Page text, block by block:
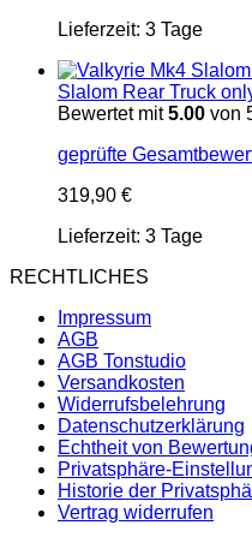
Lieferzeit: 3 Tage
Slalom Rear Truck
Bewertet mit5.00 von
geprüfte
319,90 €
Lieferzeit: 3 Tage
RECHTLICHES
Impressum
AGB
AGB Tonstudio
Versandkosten
Widerrufsbelehrung
Datenschutzerklärung
Echtheit von
Privatsphäre-
Historie der
Vertrag widerrufen